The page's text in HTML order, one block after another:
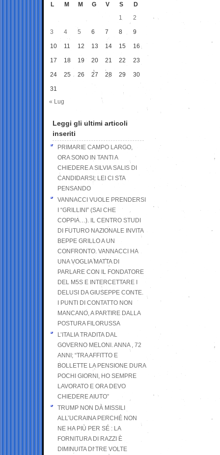
L M M G V S
D
1
2
3 4 5 6 7 8 9
10 11 12 13 14 15 16
17 18 19 20 21 22 23
24 25 26 27 28 29 30
31
« Lug
Leggi gli ultimi articoli
inseriti
PRIMARIE CAMPO LARGO,
ORA SONO IN TANTI A
CHIEDERE A SILVIA SALIS DI
CANDIDARSI: LEI CI STA
PENSANDO
VANNACCI VUOLE PRENDERSI
I “GRILLINI” (SAI CHE
COPPIA…). IL CENTRO STUDI
DI FUTURO NAZIONALE INVITA
BEPPE GRILLO A UN
CONFRONTO. VANNACCI HA
UNA VOGLIA MATTA DI
PARLARE CON IL FONDATORE
DEL M5S E INTERCETTARE I
DELUSI DA GIUSEPPE CONTE.
I PUNTI DI CONTATTO NON
MANCANO, A PARTIRE DALLA
POSTURA FILORUSSA
L’ITALIA TRADITA DAL
GOVERNO MELONI. ANNA , 72
ANNI; “TRA AFFITTO E
BOLLETTE LA PENSIONE DURA
POCHI GIORNI, HO SEMPRE
LAVORATO E ORA DEVO
CHIEDERE AIUTO”
TRUMP NON DÀ MISSILI
ALL’UCRAINA PERCHÉ NON
NE HA PIÙ PER SÉ : LA
FORNITURA DI RAZZI È
DIMINUITA DI TRE VOLTE